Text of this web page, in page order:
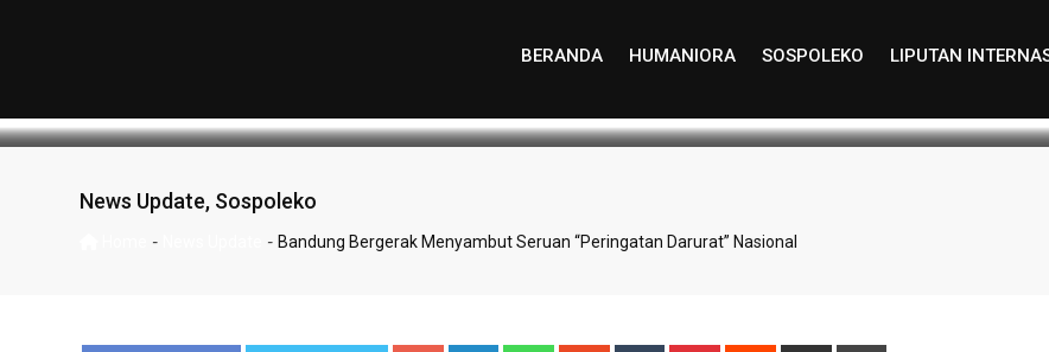
BERANDA HUMANIORA SOSPOLEKO LIPUTAN
News Update, Sospoleko
- - Bandung Bergerak Menyambut Seruan “Peringatan Darurat” Nasional